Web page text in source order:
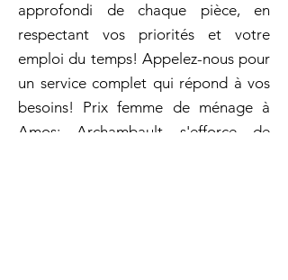
approfondi de chaque pièce, en
respectant vos priorités et votre
emploi du temps! Appelez-nous pour
un service complet qui répond à vos
besoins! Prix femme de ménage à
Amos: Archambault s'efforce de